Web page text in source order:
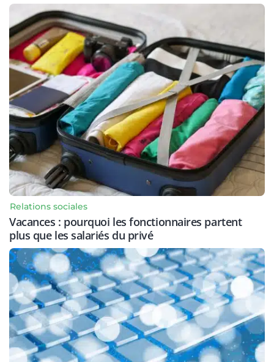
Relations sociales
Vacances : pourquoi les fonctionnaires partent
plus que les salariés du privé